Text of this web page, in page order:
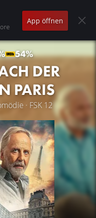
App öffnen
54%
DER
PARIS
· FSK 12